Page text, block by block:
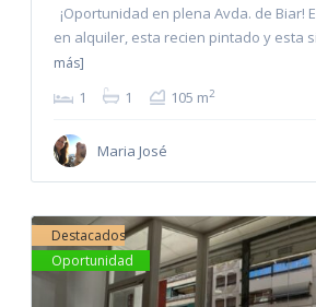
¡Oportunidad en plena Avda. de Biar!
en alquiler, esta recien pintado y esta
más]
1 1 105 m2
Maria José
Destacados
Oportunidad